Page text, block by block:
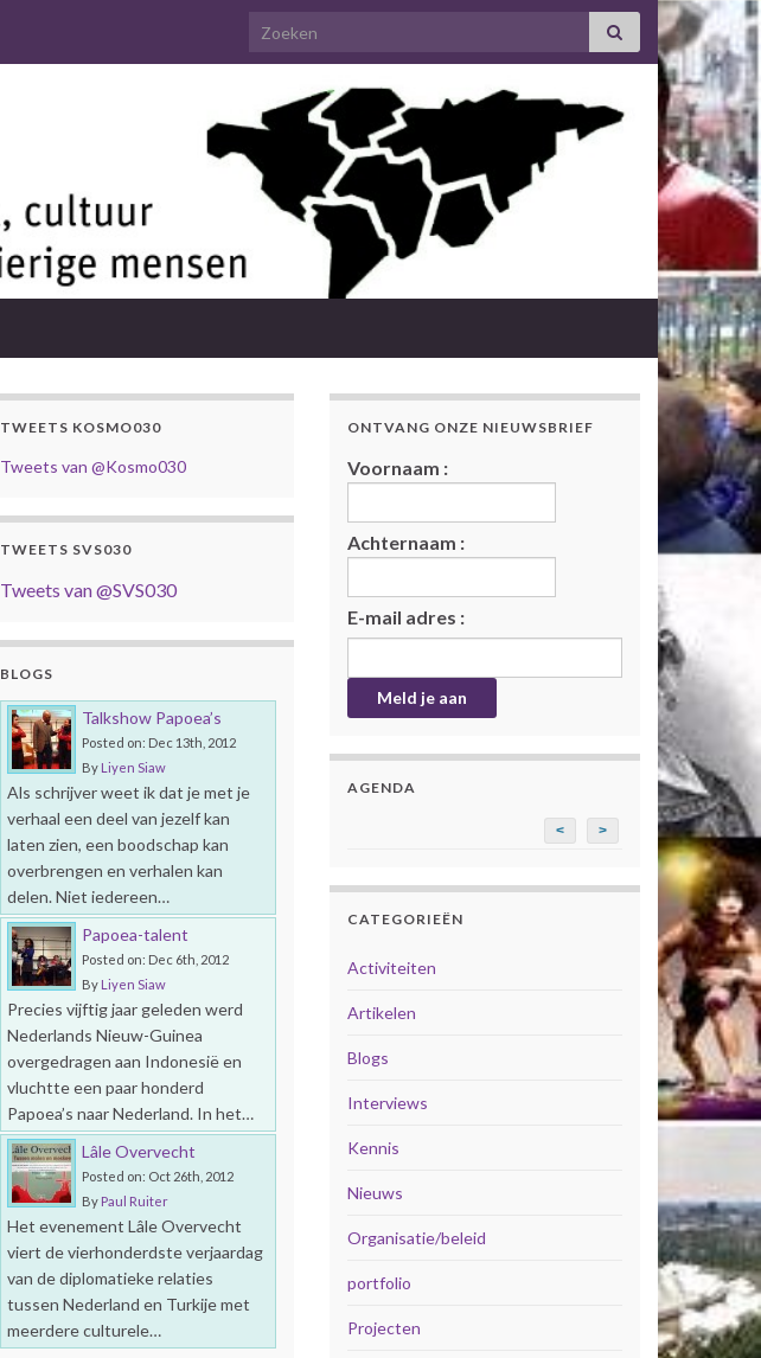
Search for:
TWEETS KOSMO030
Tweets van @Kosmo030
TWEETS SVS030
Tweets van @SVS030
BLOGS
Talkshow Papoea’s
Posted on: Dec 13th, 2012
By Liyen Siaw
Als schrijver weet ik dat je met je
verhaal een deel van jezelf kan
laten zien, een boodschap kan
overbrengen en verhalen kan
delen. Niet iedereen…
Papoea-talent
Posted on: Dec 6th, 2012
By Liyen Siaw
Precies vijftig jaar geleden werd
Nederlands Nieuw-Guinea
overgedragen aan Indonesië en
vluchtte een paar honderd
Papoea’s naar Nederland. In het…
Lâle Overvecht
Posted on: Oct 26th, 2012
By Paul Ruiter
Het evenement Lâle Overvecht
viert de vierhonderdste verjaardag
van de diplomatieke relaties
tussen Nederland en Turkije met
meerdere culturele…
ONTVANG ONZE NIEUWSBRIEF
Voornaam :
Achternaam :
E-mail adres :
AGENDA
< >
CATEGORIEËN
Activiteiten
Artikelen
Blogs
Interviews
Kennis
Nieuws
Organisatie/beleid
portfolio
Projecten